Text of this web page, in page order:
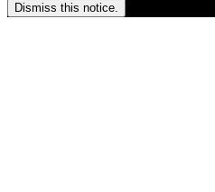
Dismiss this notice.